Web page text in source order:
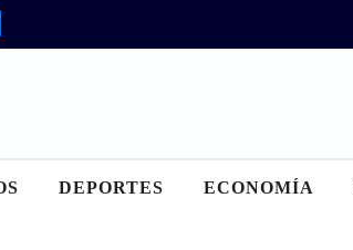
DEPORTES ECONOMÍA